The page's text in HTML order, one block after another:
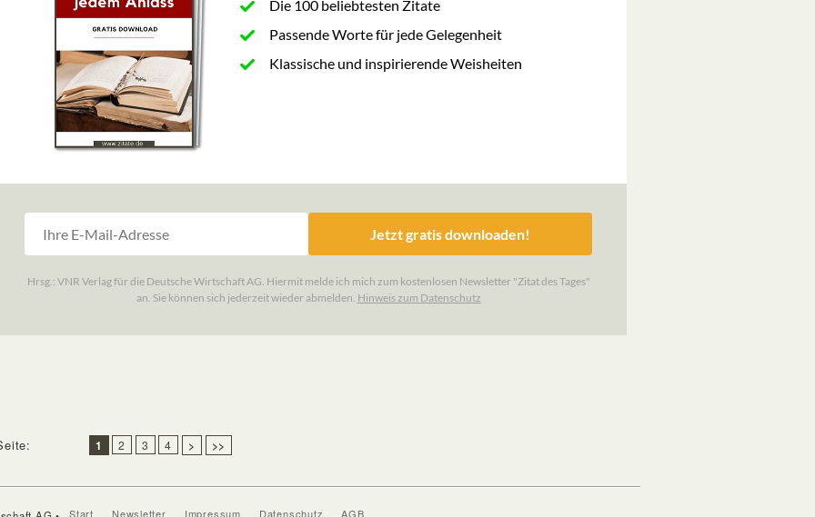
1 2 3 4 > >>
Start Newsletter Impressum Datenschutz AGB